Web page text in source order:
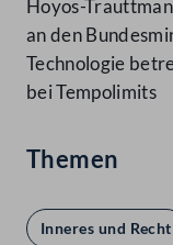
Hoyos-
an den
Technologie
bei Tempolimits
Themen
Inneres und Recht